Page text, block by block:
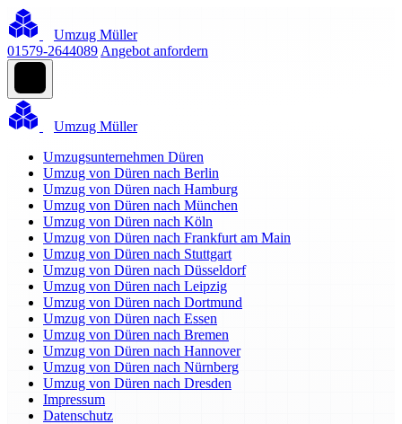
Umzug Müller
01579-2644089 Angebot anfordern
Umzug Müller
Umzugsunternehmen Düren
Umzug von Düren nach Berlin
Umzug von Düren nach Hamburg
Umzug von Düren nach München
Umzug von Düren nach Köln
Umzug von Düren nach Frankfurt am Main
Umzug von Düren nach Stuttgart
Umzug von Düren nach Düsseldorf
Umzug von Düren nach Leipzig
Umzug von Düren nach Dortmund
Umzug von Düren nach Essen
Umzug von Düren nach Bremen
Umzug von Düren nach Hannover
Umzug von Düren nach Nürnberg
Umzug von Düren nach Dresden
Impressum
Datenschutz